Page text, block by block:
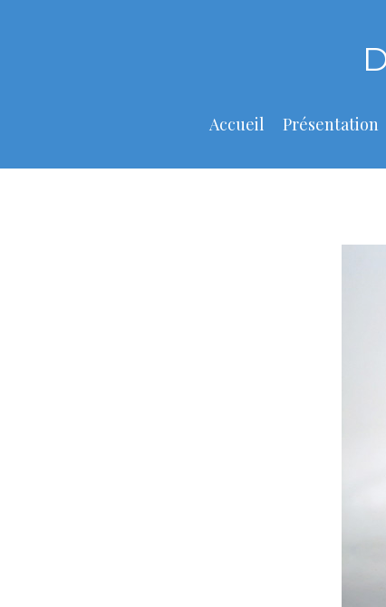
Accueil Présentation